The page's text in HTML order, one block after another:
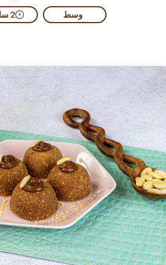
وسط​ 2 ساعة 0 دقيقة